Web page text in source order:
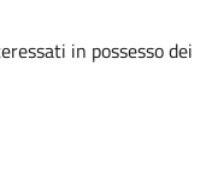
in possesso dei